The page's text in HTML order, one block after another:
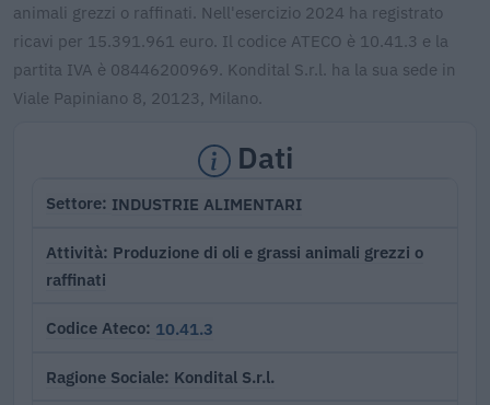
animali grezzi o raffinati. Nell'esercizio 2024 ha registrato
ricavi per 15.391.961 euro. Il codice ATECO è 10.41.3 e la
partita IVA è 08446200969. Kondital S.r.l. ha la sua sede in
Viale Papiniano 8, 20123, Milano.
Dati
Settore INDUSTRIE ALIMENTARI
Attività Produzione di oli e grassi animali grezzi o
raffinati
Codice Ateco 10.41.3
Ragione Sociale Kondital S.r.l.